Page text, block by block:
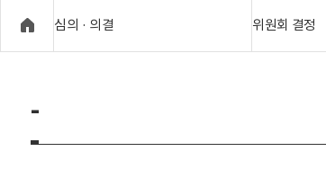
보
보
위
심의 · 의결 위원회 결정
-